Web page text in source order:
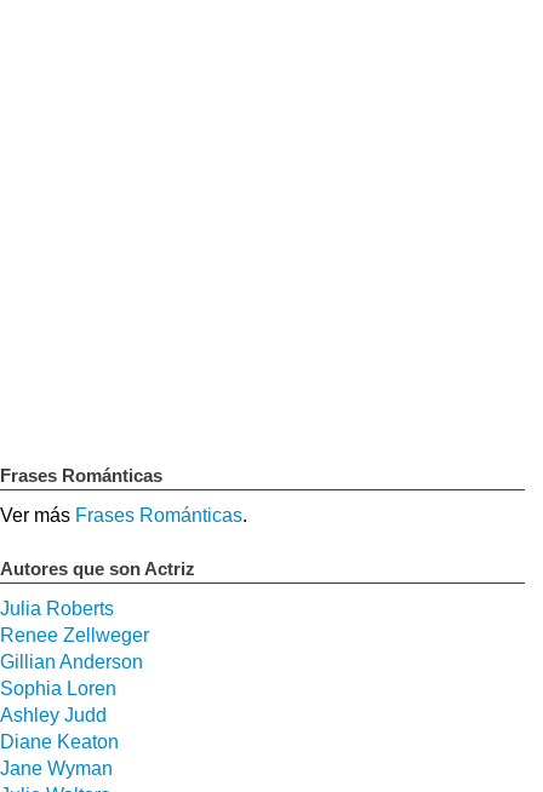
Frases Románticas
Ver más Frases Románticas.
Autores que son Actriz
Julia Roberts
Renee Zellweger
Gillian Anderson
Sophia Loren
Ashley Judd
Diane Keaton
Jane Wyman